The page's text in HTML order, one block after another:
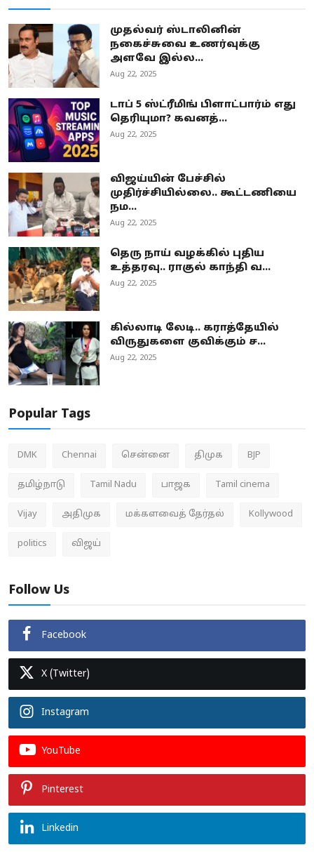
முதல்வர் ஸ்டாலினின்
நகைச்சுவை உணர்வுக்கு
அளவே இல்ல...
Aug 22, 2025
டாப் 5 ஸ்ட்ரீமிங் பிளாட்பார்ம் எது
தெரியுமா? கவனத்...
Aug 22, 2025
விஜய்யின் பேச்சில்
முதிர்ச்சியில்லை.. கூட்டணியை
நம...
Aug 22, 2025
தெரு நாய் வழக்கில் புதிய
உத்தரவு.. ராகுல் காந்தி வ...
Aug 22, 2025
கில்லாடி லேடி.. கராத்தேயில்
விருதுகளை குவிக்கும் ச...
Aug 22, 2025
Popular Tags
DMK Chennai சென்னை திமுக BJP
தமிழ்நாடு Tamil Nadu பாஜக Tamil cinema
Vijay அதிமுக மக்களவைத் தேர்தல் Kollywood
politics விஜய்
Follow Us
Facebook
X (Twitter)
Instagram
YouTube
Pinterest
Linkedin